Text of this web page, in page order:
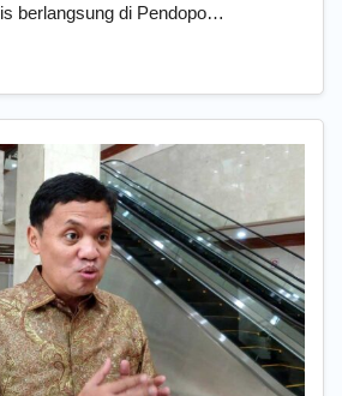
berlangsung di Pendopo…